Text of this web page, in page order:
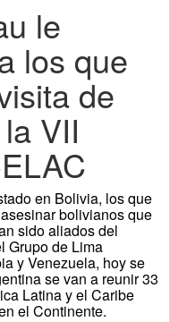
le
los que
de
VII
en Bolivia, los que
bolivianos que
sido aliados del
Grupo de Lima
y Venezuela, hoy se
se van a reunir 33
Latina y el Caribe
el Continente.